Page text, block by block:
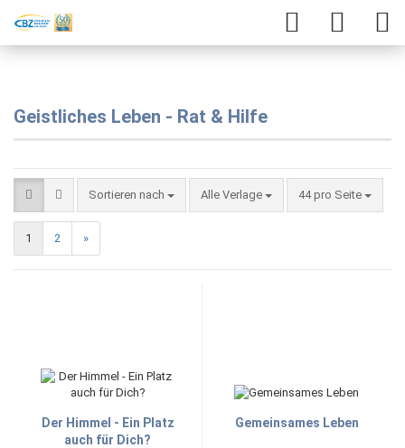
Geistliches Leben - Rat & Hilfe
Sortieren nach Alle Verlage 44 pro Seite
1 2 »
Der Himmel - Ein Platz
auch für Dich?
Gemeinsames Leben